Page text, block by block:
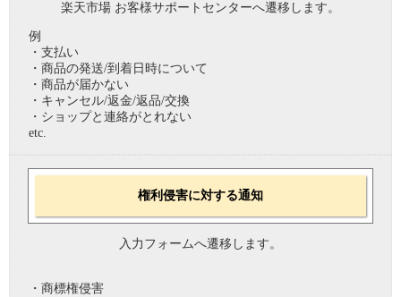
楽天市場 お客様サポートセンターへ遷移します。
例
・支払い
・商品の発送/到着日時について
・商品が届かない
・キャンセル/返金/返品/交換
・ショップと連絡がとれない
etc.
権利侵害に対する通知
入力フォームへ遷移します。
・商標権侵害